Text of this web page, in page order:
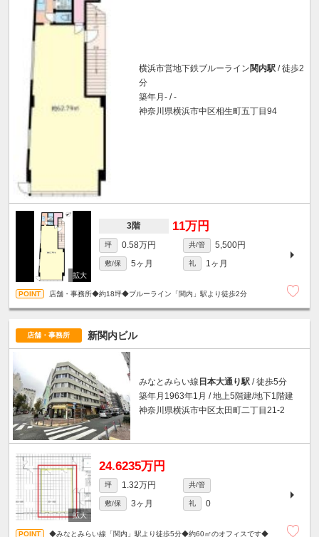
横浜市営地下鉄ブルーライン関内駅 / 徒歩2
分
築年月- / -
神奈川県横浜市中区相生町五丁目94
3階 11万円
坪 0.58万円 共/管 5,500円
敷/保 5ヶ月 礼 1ヶ月
店舗・事務所◆約18坪◆ブルーライン「関内」駅より徒歩2分
店舗・事務所 新関内ビル
みなとみらい線 日本大通り駅 / 徒歩5分
築年月1963年1月 / 地上5階建/地下1階建
神奈川県横浜市中区太田町二丁目21-2
24.6235万円
坪 1.32万円 共/管
敷/保 3ヶ月 礼 0
◆みなとみらい線「関内」駅より徒歩5分◆約60㎡のオフィスです◆